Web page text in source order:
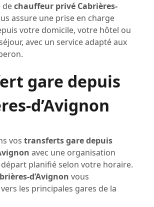
dechauffeur privé Cabrières-
assure une prise en charge
votre domicile, votre hôtel ou
avec un service adapté aux
gare depuis
d’Avignon
vos transferts gare depuis
avec une organisation
planifié selon votre horaire.
d’Avignon vous
les principales gares de la